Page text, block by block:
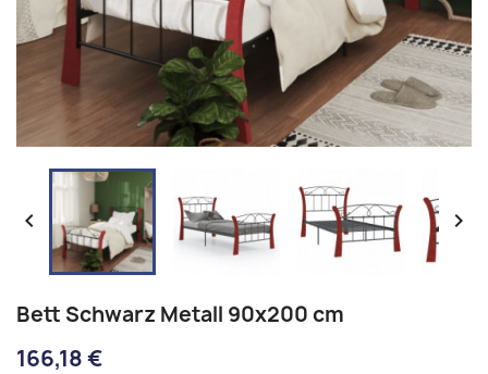
 
Bett Schwarz Metall 90x200 cm
166,18 €